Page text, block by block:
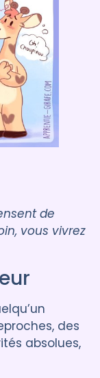
de
vous vivrez
des
absolues,